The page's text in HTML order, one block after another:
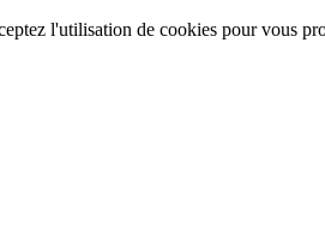
l'utilisation de cookies pour vous